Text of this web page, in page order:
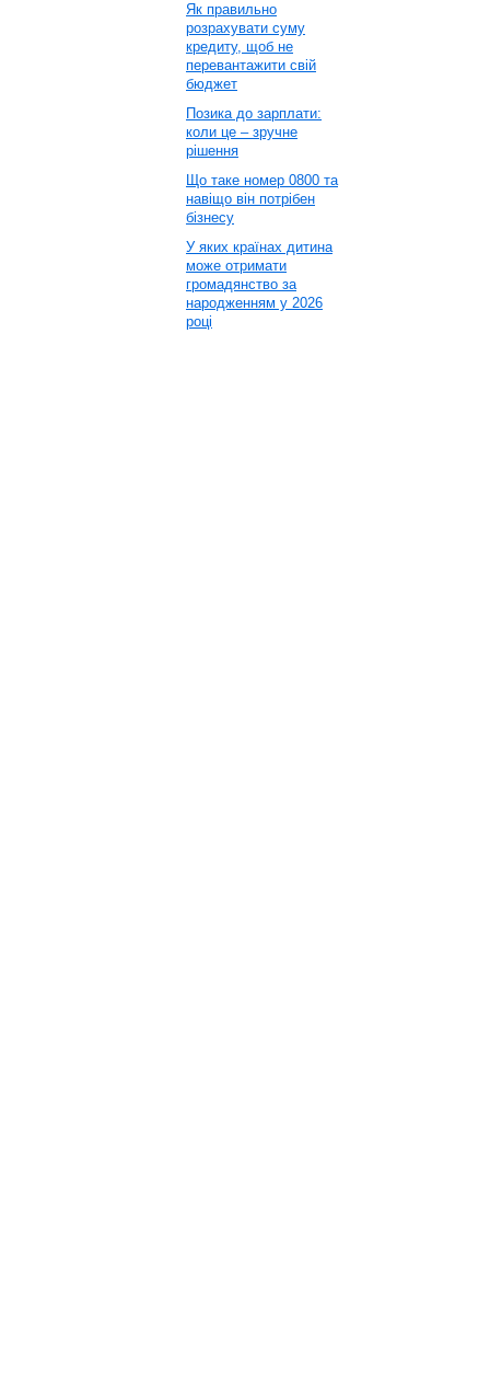
Як правильно
розрахувати суму
кредиту, щоб не
перевантажити свій
бюджет
Позика до зарплати:
коли це – зручне
рішення
Що таке номер 0800 та
навіщо він потрібен
бізнесу
У яких країнах дитина
може отримати
громадянство за
народженням у 2026
році